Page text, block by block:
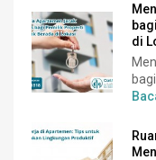
di
bagi...